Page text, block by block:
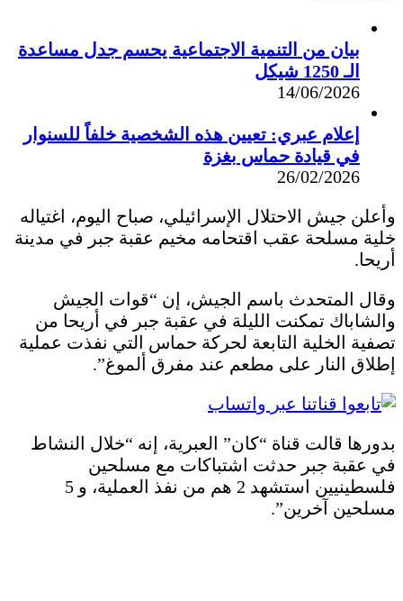
بيان من التنمية الاجتماعية يحسم جدل مساعدة
الـ 1250 شيكل
14/06/2026
إعلام عبري: تعيين هذه الشخصية خلفاً للسنوار
في قيادة حماس بغزة
26/02/2026
وأعلن جيش الاحتلال الإسرائيلي، صباح اليوم، اغتياله
خلية مسلحة عقب اقتحامه مخيم عقبة جبر في مدينة
أريحا.
وقال المتحدث باسم الجيش، إن “قوات الجيش
والشاباك تمكنت الليلة في عقبة جبر في أريحا من
تصفية الخلية التابعة لحركة حماس التي نفذت عملية
إطلاق النار على مطعم عند مفرق ألموغ”.
بدورها قالت قناة “كان” العبرية، إنه “خلال النشاط
في عقبة جبر حدثت اشتباكات مع مسلحين
فلسطينيين استشهد 2 هم من نفذ العملية، و 5
مسلحين آخرين”.